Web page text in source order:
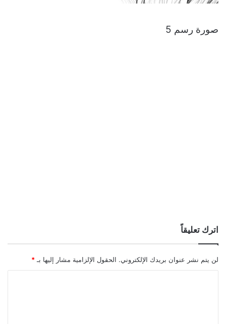
صورة رسم 5
اترك تعليقاً
لن يتم نشر عنوان بريدك الإلكتروني. الحقول الإلزامية مشار إليها بـ *